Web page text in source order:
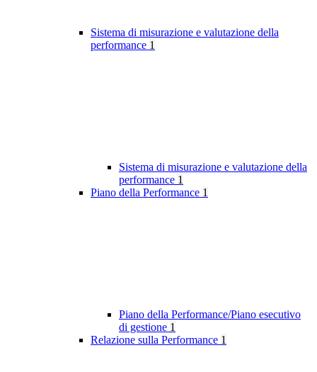
Sistema di misurazione e valutazione della
performance 1
Sistema di misurazione e valutazione della
performance 1
Piano della Performance 1
Piano della Performance/Piano esecutivo
di gestione 1
Relazione sulla Performance 1